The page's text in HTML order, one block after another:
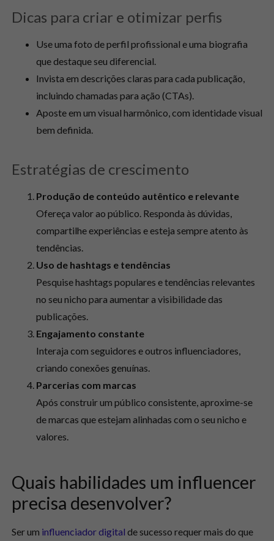
Dicas para criar e otimizar perfis
Use uma foto de perfil profissional e uma biografia
que destaque seu diferencial.
Invista em descrições claras para cada publicação,
incluindo chamadas para ação (CTAs).
Aposte em um visual harmônico, com identidade visual
bem definida.
Estratégias de crescimento
Produção de conteúdo autêntico e relevante
Ofereça valor ao público. Responda às dúvidas,
compartilhe experiências e esteja sempre atento às
tendências.
Uso de hashtags e tendências
Pesquise hashtags populares e tendências relevantes
no seu nicho para aumentar a visibilidade das
publicações.
Engajamento constante
Interaja com seguidores e outros influenciadores,
criando conexões genuínas.
Parcerias com marcas
Após construir um público consistente, aproxime-se
de marcas que estejam alinhadas com o seu nicho e
valores.
Quais habilidades um influencer
precisa desenvolver?
Ser um influenciador digital de sucesso requer mais do que